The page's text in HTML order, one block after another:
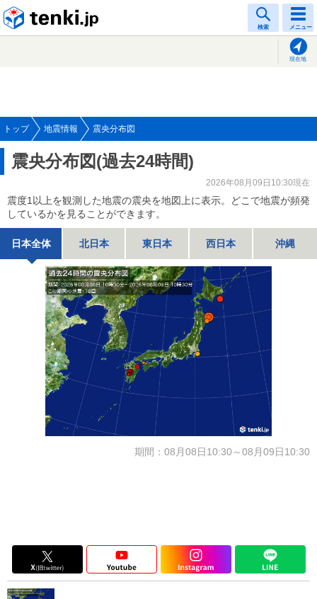
検索 メニュー
現在地
トップ 地震情報 震央分布図
震央分布図(過去24時間)
2026年08月09日10:30現在
震度1以上を観測した地震の震央を地図上に表示。どこで地震が頻発
しているかを見ることができます。
日本全体 北日本 東日本 西日本 沖縄
期間：08月08日10:30～08月09日10:30